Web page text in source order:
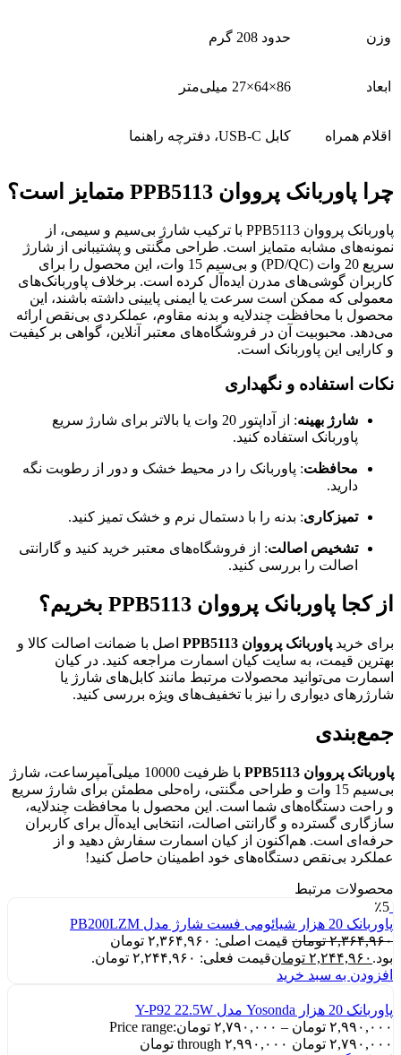
وزن حدود 208 گرم
ابعاد 86×64×27 میلی‌متر
اقلام همراه کابل USB-C، دفترچه راهنما
چرا پاوربانک پرووان PPB5113 متمایز است؟
پاوربانک پرووان PPB5113 با ترکیب شارژ بی‌سیم و سیمی، از
نمونه‌های مشابه متمایز است. طراحی مگنتی و پشتیبانی از شارژ
سریع 20 وات (PD/QC) و بی‌سیم 15 وات، این محصول را برای
کاربران گوشی‌های مدرن ایده‌آل کرده است. برخلاف پاوربانک‌های
معمولی که ممکن است سرعت یا ایمنی پایینی داشته باشند، این
محصول با محافظت چندلایه و بدنه مقاوم، عملکردی بی‌نقص ارائه
می‌دهد. محبوبیت آن در فروشگاه‌های معتبر آنلاین، گواهی بر کیفیت
و کارایی این پاوربانک است.
نکات استفاده و نگهداری
شارژ بهینه
: از آداپتور 20 وات یا بالاتر برای شارژ سریع
پاوربانک استفاده کنید.
محافظت: پاوربانک را در محیط خشک و دور از رطوبت نگه
دارید.
تمیزکاری: بدنه را با دستمال نرم و خشک تمیز کنید.
تشخیص اصالت: از فروشگاه‌های معتبر خرید کنید و گارانتی
اصالت را بررسی کنید.
از کجا پاوربانک پرووان PPB5113 بخریم؟
برای خرید پاوربانک پرووان PPB5113
اصل با ضمانت اصالت کالا و
بهترین قیمت، به سایت کیان اسمارت مراجعه کنید. در کیان
اسمارت می‌توانید محصولات مرتبط مانند کابل‌های شارژ یا
شارژرهای دیواری را نیز با تخفیف‌های ویژه بررسی کنید.
جمع‌بندی
پاوربانک پرووان PPB5113
با ظرفیت 10000 میلی‌آمپرساعت، شارژ
بی‌سیم 15 وات و طراحی مگنتی، راه‌حلی مطمئن برای شارژ سریع
و راحت دستگاه‌های شما است. این محصول با محافظت چندلایه،
سازگاری گسترده و گارانتی اصالت، انتخابی ایده‌آل برای کاربران
حرفه‌ای است. هم‌اکنون از کیان اسمارت سفارش دهید و از
عملکرد بی‌نقص دستگاه‌های خود اطمینان حاصل کنید!
محصولات مرتبط
٪5
پاوربانک 20 هزار شیائومی فست شارژ مدل PB200LZM
۲,۳۶۴,۹۶۰ تومان
قیمت اصلی: ۲,۳۶۴,۹۶۰ تومان
بود. ۲,۲۴۴,۹۶۰ تومانقیمت فعلی: ۲,۲۴۴,۹۶۰ تومان.
افزودن به سبد خرید
پاوربانک 20 هزار Yosonda مدل Y-P92 22.5W
۲,۹۹۰,۰۰۰ تومان – ۲,۷۹۰,۰۰۰ تومانPrice range:
۲,۷۹۰,۰۰۰ تومان through ۲,۹۹۰,۰۰۰ تومان